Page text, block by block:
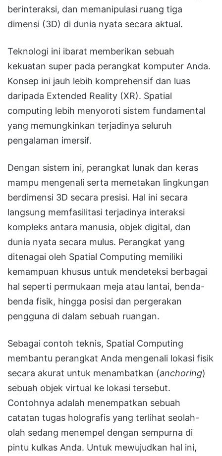
berinteraksi, dan memanipulasi ruang tiga
dimensi (3D) di dunia nyata secara aktual.
Teknologi ini ibarat memberikan sebuah
kekuatan super pada perangkat komputer Anda.
Konsep ini jauh lebih komprehensif dan luas
daripada Extended Reality (XR). Spatial
computing lebih menyoroti sistem fundamental
yang memungkinkan terjadinya seluruh
pengalaman imersif.
Dengan sistem ini, perangkat lunak dan keras
mampu mengenali serta memetakan lingkungan
berdimensi 3D secara presisi. Hal ini secara
langsung memfasilitasi terjadinya interaksi
kompleks antara manusia, objek digital, dan
dunia nyata secara mulus. Perangkat yang
ditenagai oleh Spatial Computing memiliki
kemampuan khusus untuk mendeteksi berbagai
hal seperti permukaan meja atau lantai, benda-
benda fisik, hingga posisi dan pergerakan
pengguna di dalam sebuah ruangan.
Sebagai contoh teknis, Spatial Computing
membantu perangkat Anda mengenali lokasi fisik
secara akurat untuk menambatkan (anchoring)
sebuah objek virtual ke lokasi tersebut.
Contohnya adalah menempatkan sebuah
catatan tugas holografis yang terlihat seolah-
olah sedang menempel dengan sempurna di
pintu kulkas Anda. Untuk mewujudkan hal ini,